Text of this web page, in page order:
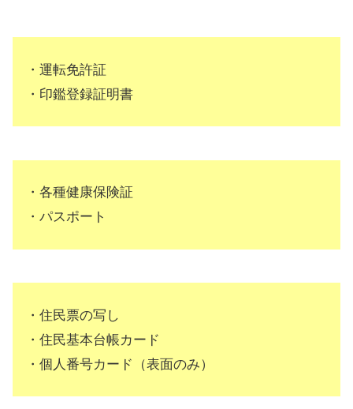
・運転免許証
・印鑑登録証明書
・各種健康保険証
・パスポート
・住民票の写し
・住民基本台帳カード
・個人番号カード（表面のみ）